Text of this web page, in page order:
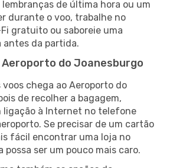
de última hora ou um
durante o voo, trabalhe no
gratuito ou saboreie uma
antes da partida.
do Joanesburgo
chega ao Aeroporto do
de recolher a bagagem,
ligação à Internet no telefone
Se precisar de um cartão
fácil encontrar uma loja no
possa ser um pouco mais caro.